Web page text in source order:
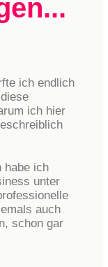
ich endlich
ich hier
habe ich
unter
auch
schon gar